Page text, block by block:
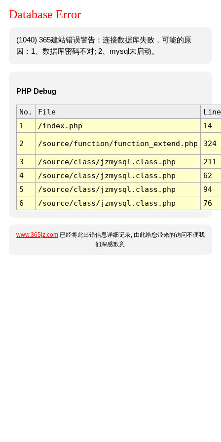
Database Error
(1040) 365建站错误警告：连接数据库失败，可能的原
因：1、数据库密码不对; 2、mysql未启动。
PHP Debug
No. File
Line
1
/index.php 14
2 /source/function/function_extend.php 324
3 /source/class/jzmysql.class.php
211
4
/source/class/jzmysql.class.php
62
5
/source/class/jzmysql.class.php
94
6
/source/class/jzmysql.class.php 76
www.365jz.com 已经将此出错信息详细记录, 由此给您带来的访问不便我
们深感歉意.